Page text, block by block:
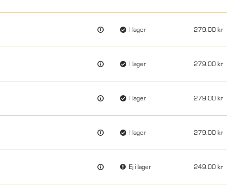
I lager 279.00
I lager 279.00
I lager 279.00
I lager 279.00
Ej i lager 249.00